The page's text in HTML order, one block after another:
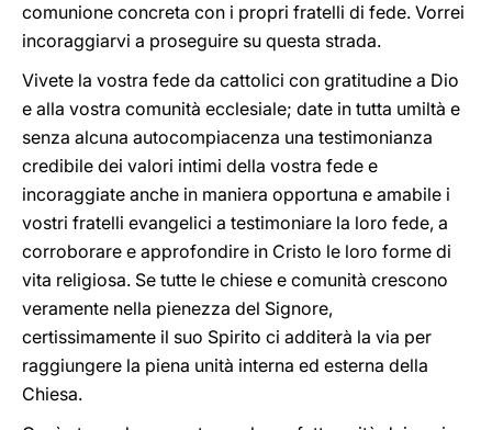
comunione concreta con i propri fratelli di fede. Vorrei
incoraggiarvi a proseguire su questa strada.
Vivete la vostra fede da cattolici con gratitudine a Dio
e alla vostra comunità ecclesiale; date in tutta umiltà e
senza alcuna autocompiacenza una testimonianza
credibile dei valori intimi della vostra fede e
incoraggiate anche in maniera opportuna e amabile i
vostri fratelli evangelici a testimoniare la loro fede, a
corroborare e approfondire in Cristo le loro forme di
vita religiosa. Se tutte le chiese e comunità crescono
veramente nella pienezza del Signore,
certissimamente il suo Spirito ci additerà la via per
raggiungere la piena unità interna ed esterna della
Chiesa.